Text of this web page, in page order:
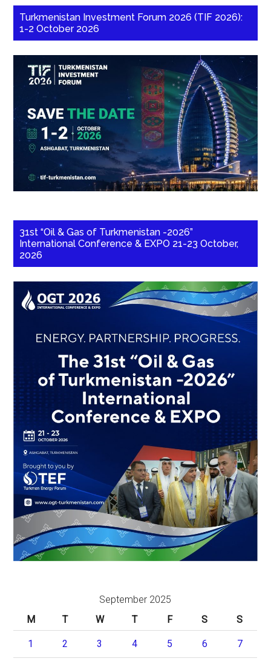
Turkmenistan Investment Forum 2026 (TIF 2026):
1-2 October 2026
31st “Oil & Gas of Turkmenistan -2026”
International Conference & EXPO 21-23 October,
2026
September 2025
M
T W T F S S
1 2 3 4 5 6 7